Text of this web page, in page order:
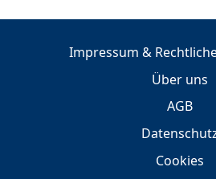
Impressum &
Über uns
AGB
Cookies